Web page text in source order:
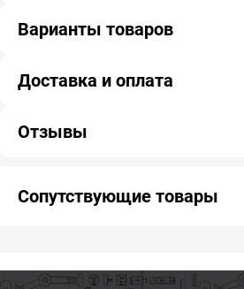
Варианты товаров
Доставка и оплата
Отзывы
Сопутствующие товары